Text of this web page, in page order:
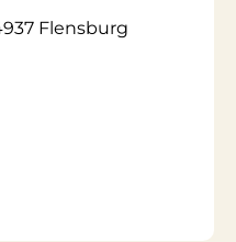
Flensburg